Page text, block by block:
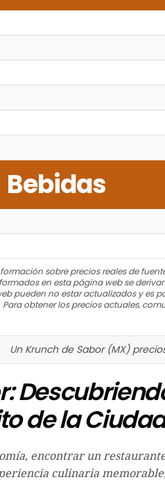
Bebidas
sobre precios reales de
en esta página web se
pueden no estar actualizados y es
obtener los precios actuales,
Un Krunch de Sabor (MX)
de la
encontrar un
culinaria